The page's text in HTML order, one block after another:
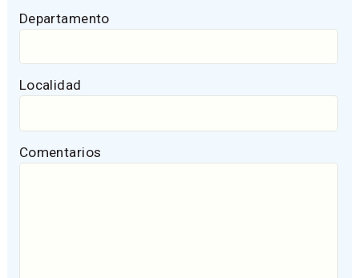
Departamento
Localidad
Comentarios